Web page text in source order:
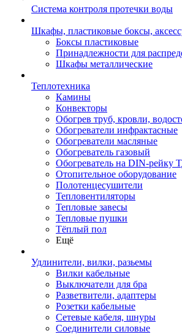
Система контроля протечки воды
Шкафы, пластиковые боксы,
Боксы пластиковые
Принадлежности для
Шкафы металлические
Теплотехника
Камины
Конвекторы
Обогрев труб, кровли,
Обогреватели инфрактасные
Обогреватели масляные
Обогреватель газовый
Обогреватель на DIN-рейку
Отопительное оборудование
Полотенцесушители
Тепловентиляторы
Тепловые завесы
Тепловые пушки
Тёплый пол
Ещё
Удлинители, вилки, разьемы
Вилки кабельные
Выключатели для бра
Разветвители, адаптеры
Розетки кабельные
Сетевые кабеля, шнуры
Соединители силовые